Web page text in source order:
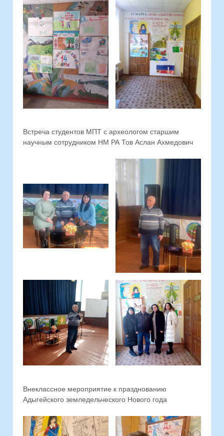
Встреча студентов МПТ с археологом старшим
научным сотрудником НМ РА Тов Аслан Ахмедович
Внеклассное мероприятие к празднованию
Адыгейского земледельческого Нового года